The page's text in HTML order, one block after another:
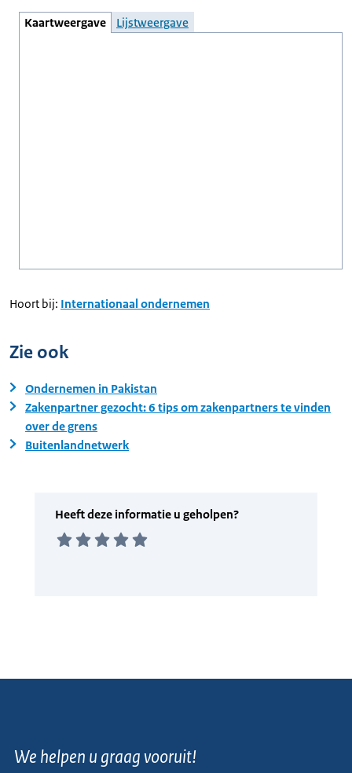
Kaartweergave Lijstweergave
Hoort bij: Internationaal ondernemen
Zie ook
Ondernemen in Pakistan
Zakenpartner gezocht: 6 tips om zakenpartners te vinden
over de grens
Buitenlandnetwerk
We helpen u graag vooruit!